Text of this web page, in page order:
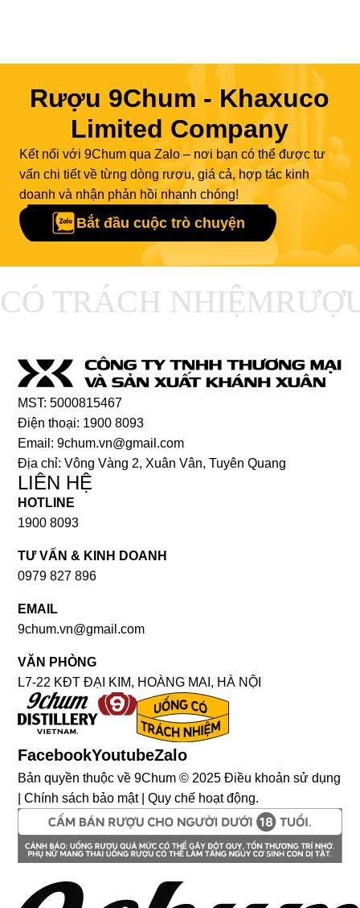
Rượu 9Chum - Khaxuco
Limited Company
Kết nối với 9Chum qua Zalo – nơi bạn có thể được tư
vấn chi tiết về từng dòng rượu, giá cả, hợp tác kinh
doanh và nhận phản hồi nhanh chóng!
Bắt đầu cuộc trò chuyện
TRÁCH NHIỆM
FacebookYoutubeZalo
Bản quyền thuộc về 9Chum © 2025 Điều khoản sử dụng
| Chính sách bảo mật | Quy chế hoạt động.
MST: 5000815467
Điện thoại: 1900 8093
Email: 9chum.vn@gmail.com
Địa chỉ: Vông Vàng 2, Xuân Vân, Tuyên Quang
LIÊN HỆ
HOTLINE
1900 8093
TƯ VẤN & KINH DOANH
0979 827 896
EMAIL
9chum.vn@gmail.com
VĂN PHÒNG
L7-22 KĐT ĐẠI KIM, HOÀNG MAI, HÀ NỘI